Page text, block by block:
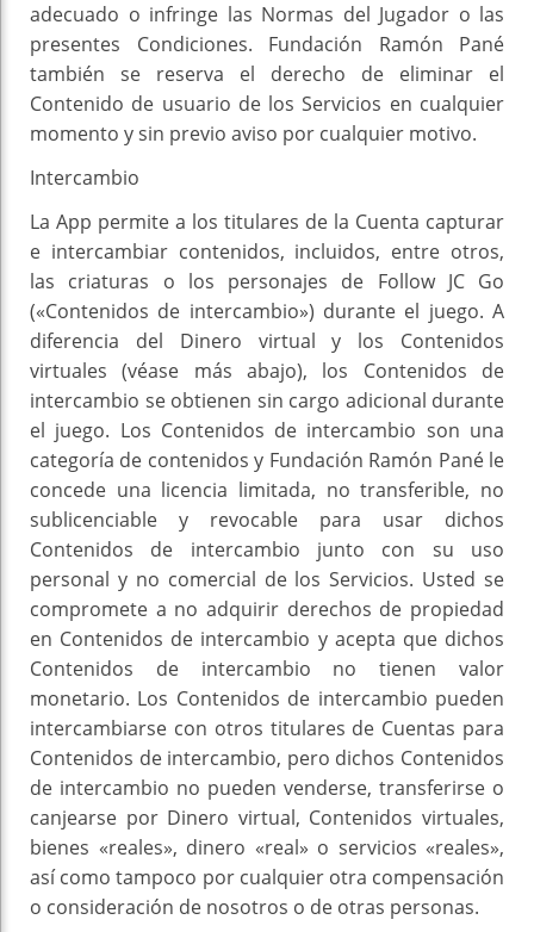
adecuado o infringe las Normas del Jugador o las
presentes Condiciones. Fundación Ramón Pané
también se reserva el derecho de eliminar el
Contenido de usuario de los Servicios en cualquier
momento y sin previo aviso por cualquier motivo.
Intercambio
La App permite a los titulares de la Cuenta capturar
e intercambiar contenidos, incluidos, entre otros,
las criaturas o los personajes de Follow JC Go
(«Contenidos de intercambio») durante el juego. A
diferencia del Dinero virtual y los Contenidos
virtuales (véase más abajo), los Contenidos de
intercambio se obtienen sin cargo adicional durante
el juego. Los Contenidos de intercambio son una
categoría de contenidos y Fundación Ramón Pané le
concede una licencia limitada, no transferible, no
sublicenciable y revocable para usar dichos
Contenidos de intercambio junto con su uso
personal y no comercial de los Servicios. Usted se
compromete a no adquirir derechos de propiedad
en Contenidos de intercambio y acepta que dichos
Contenidos de intercambio no tienen valor
monetario. Los Contenidos de intercambio pueden
intercambiarse con otros titulares de Cuentas para
Contenidos de intercambio, pero dichos Contenidos
de intercambio no pueden venderse, transferirse o
canjearse por Dinero virtual, Contenidos virtuales,
bienes «reales», dinero «real» o servicios «reales»,
así como tampoco por cualquier otra compensación
o consideración de nosotros o de otras personas.